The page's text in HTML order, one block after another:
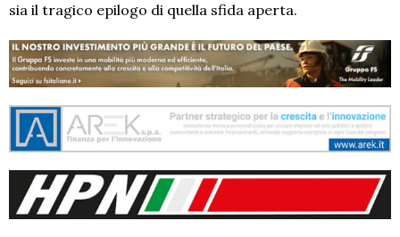
sia il tragico epilogo di quella sfida aperta.